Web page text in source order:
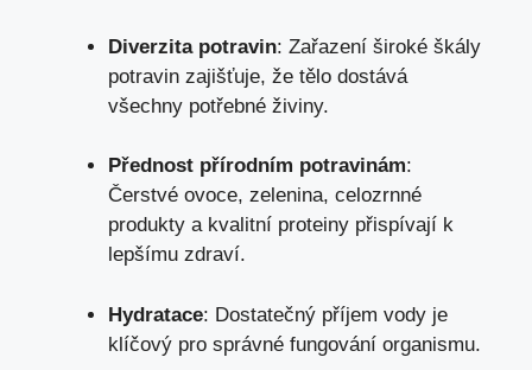
Diverzita potravin: Zařazení široké škály
potravin zajišťuje, že tělo dostává
všechny potřebné živiny.
Přednost přírodním potravinám:
Čerstvé ovoce, zelenina, celozrnné
produkty a kvalitní proteiny přispívají k
lepšímu zdraví.
Hydratace: Dostatečný příjem vody je
klíčový pro správné fungování organismu.